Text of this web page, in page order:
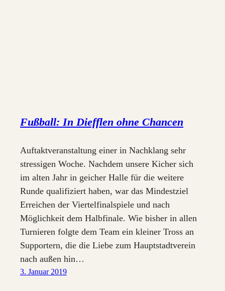
Fußball: In Diefflen ohne Chancen
Auftaktveranstaltung einer in Nachklang sehr
stressigen Woche. Nachdem unsere Kicher sich
im alten Jahr in geicher Halle für die weitere
Runde qualifiziert haben, war das Mindestziel
Erreichen der Viertelfinalspiele und nach
Möglichkeit dem Halbfinale. Wie bisher in allen
Turnieren folgte dem Team ein kleiner Tross an
Supportern, die die Liebe zum Hauptstadtverein
nach außen hin…
3. Januar 2019